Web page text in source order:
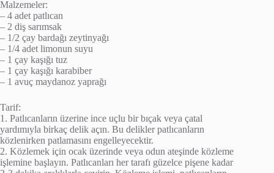
Malzemeler:
– 4 adet patlıcan
– 2 diş sarımsak
– 1/2 çay bardağı zeytinyağı
– 1/4 adet limonun suyu
– 1 çay kaşığı tuz
– 1 çay kaşığı karabiber
– 1 avuç maydanoz yaprağı
Tarif:
1. Patlıcanların üzerine ince uçlu bir bıçak veya çatal
yardımıyla birkaç delik açın. Bu delikler patlıcanların
közlenirken patlamasını engelleyecektir.
2. Közlemek için ocak üzerinde veya odun ateşinde közleme
işlemine başlayın. Patlıcanları her tarafı güzelce pişene kadar